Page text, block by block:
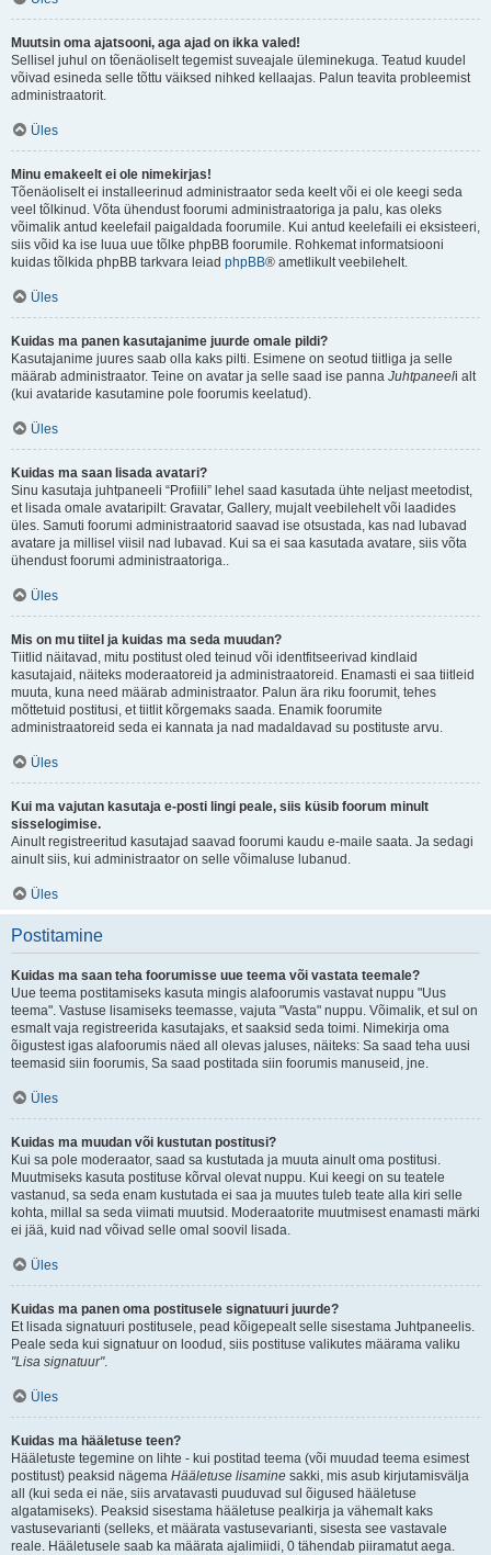
Muutsin oma ajatsooni, aga ajad on ikka valed!
Sellisel juhul on tõenäoliselt tegemist suveajale üleminekuga. Teatud kuudel
võivad esineda selle tõttu väiksed nihked kellaajas. Palun teavita probleemist
administraatorit.
Üles
Minu emakeelt ei ole nimekirjas!
Tõenäoliselt ei installeerinud administraator seda keelt või ei ole keegi seda
veel tõlkinud. Võta ühendust foorumi administraatoriga ja palu, kas oleks
võimalik antud keelefail paigaldada foorumile. Kui antud keelefaili ei eksisteeri,
siis võid ka ise luua uue tõlke phpBB foorumile. Rohkemat informatsiooni
kuidas tõlkida phpBB tarkvara leiad phpBB® ametlikult veebilehelt.
Üles
Kuidas ma panen kasutajanime juurde omale pildi?
Kasutajanime juures saab olla kaks pilti. Esimene on seotud tiitliga ja selle
määrab administraator. Teine on avatar ja selle saad ise panna Juhtpaneeli alt
(kui avataride kasutamine pole foorumis keelatud).
Üles
Kuidas ma saan lisada avatari?
Sinu kasutaja juhtpaneeli “Profiili” lehel saad kasutada ühte neljast meetodist,
et lisada omale avataripilt: Gravatar, Gallery, mujalt veebilehelt või laadides
üles. Samuti foorumi administraatorid saavad ise otsustada, kas nad lubavad
avatare ja millisel viisil nad lubavad. Kui sa ei saa kasutada avatare, siis võta
ühendust foorumi administraatoriga..
Üles
Mis on mu tiitel ja kuidas ma seda muudan?
Tiitlid näitavad, mitu postitust oled teinud või identfitseerivad kindlaid
kasutajaid, näiteks moderaatoreid ja administraatoreid. Enamasti ei saa tiitleid
muuta, kuna need määrab administraator. Palun ära riku foorumit, tehes
mõttetuid postitusi, et tiitlit kõrgemaks saada. Enamik foorumite
administraatoreid seda ei kannata ja nad madaldavad su postituste arvu.
Üles
Kui ma vajutan kasutaja e-posti lingi peale, siis küsib foorum minult
sisselogimise.
Ainult registreeritud kasutajad saavad foorumi kaudu e-maile saata. Ja sedagi
ainult siis, kui administraator on selle võimaluse lubanud.
Üles
Postitamine
Kuidas ma saan teha foorumisse uue teema või vastata teemale?
Uue teema postitamiseks kasuta mingis alafoorumis vastavat nuppu "Uus
teema". Vastuse lisamiseks teemasse, vajuta "Vasta" nuppu. Võimalik, et sul on
esmalt vaja registreerida kasutajaks, et saaksid seda toimi. Nimekirja oma
õigustest igas alafoorumis näed all olevas jaluses, näiteks: Sa saad teha uusi
teemasid siin foorumis, Sa saad postitada siin foorumis manuseid, jne.
Üles
Kuidas ma muudan või kustutan postitusi?
Kui sa pole moderaator, saad sa kustutada ja muuta ainult oma postitusi.
Muutmiseks kasuta postituse kõrval olevat nuppu. Kui keegi on su teatele
vastanud, sa seda enam kustutada ei saa ja muutes tuleb teate alla kiri selle
kohta, millal sa seda viimati muutsid. Moderaatorite muutmisest enamasti märki
ei jää, kuid nad võivad selle omal soovil lisada.
Üles
Kuidas ma panen oma postitusele signatuuri juurde?
Et lisada signatuuri postitusele, pead kõigepealt selle sisestama Juhtpaneelis.
Peale seda kui signatuur on loodud, siis postituse valikutes määrama valiku
"Lisa signatuur".
Üles
Kuidas ma hääletuse teen?
Hääletuste tegemine on lihte - kui postitad teema (või muudad teema esimest
postitust) peaksid nägema Hääletuse lisamine sakki, mis asub kirjutamisvälja
all (kui seda ei näe, siis arvatavasti puuduvad sul õigused hääletuse
algatamiseks). Peaksid sisestama hääletuse pealkirja ja vähemalt kaks
vastusevarianti (selleks, et määrata vastusevarianti, sisesta see vastavale
reale. Hääletusele saab ka määrata ajalimiidi, 0 tähendab piiramatut aega.